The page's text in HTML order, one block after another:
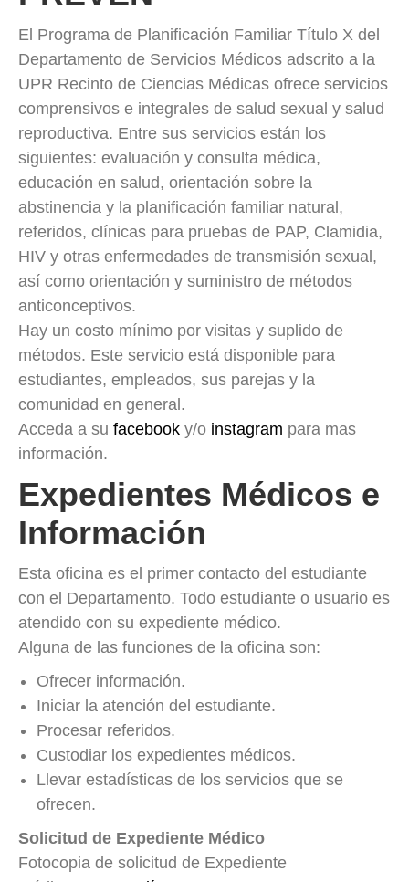
El Programa de Planificación Familiar Título X del
Departamento de Servicios Médicos adscrito a la
UPR Recinto de Ciencias Médicas ofrece servicios
comprensivos e integrales de salud sexual y salud
reproductiva. Entre sus servicios están los
siguientes: evaluación y consulta médica,
educación en salud, orientación sobre la
abstinencia y la planificación familiar natural,
referidos, clínicas para pruebas de PAP, Clamidia,
HIV y otras enfermedades de transmisión sexual,
así como orientación y suministro de métodos
anticonceptivos.
Hay un costo mínimo por visitas y suplido de
métodos. Este servicio está disponible para
estudiantes, empleados, sus parejas y la
comunidad en general.
Acceda a su facebook y/o instagram para mas
información.
Expedientes Médicos e
Información
Esta oficina es el primer contacto del estudiante
con el Departamento. Todo estudiante o usuario es
atendido con su expediente médico.
Alguna de las funciones de la oficina son:
Ofrecer información.
Iniciar la atención del estudiante.
Procesar referidos.
Custodiar los expedientes médicos.
Llevar estadísticas de los servicios que se
ofrecen.
Solicitud de Expediente Médico
Fotocopia de solicitud de Expediente